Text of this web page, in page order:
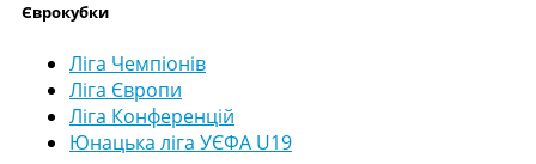
Єврокубки
Ліга Чемпіонів
Ліга Європи
Ліга Конференцій
Юнацька ліга УЄФА U19